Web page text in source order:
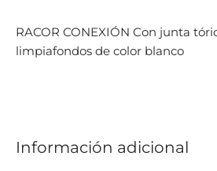
RACOR CONEXIÓN Con junta
limpiafondos de color blanco
Información adicional